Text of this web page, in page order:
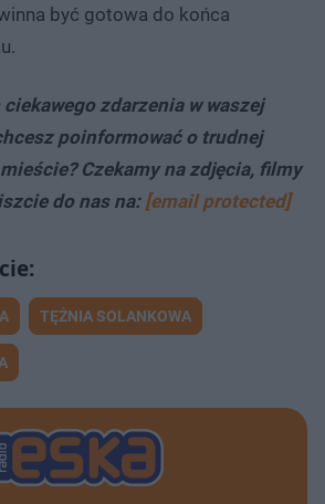
być gotowa do końca
zdarzenia w waszej
poinformować o trudnej
Czekamy na zdjęcia, filmy
do nas na: [email protected]
TĘŻNIA SOLANKOWA